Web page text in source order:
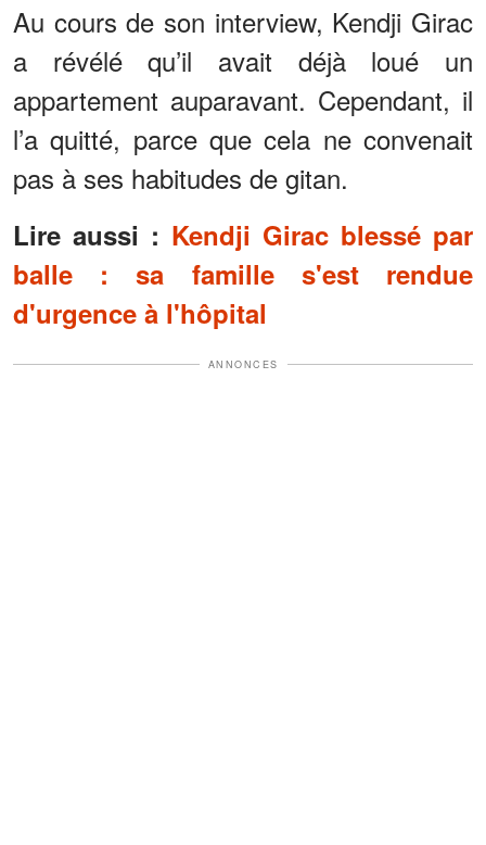
Au cours de son interview, Kendji Girac
a révélé qu’il avait déjà loué un
appartement auparavant. Cependant, il
l’a quitté, parce que cela ne convenait
pas à ses habitudes de gitan.
Lire aussi : Kendji Girac blessé par
balle : sa famille s'est rendue
d'urgence à l'hôpital
ANNONCES